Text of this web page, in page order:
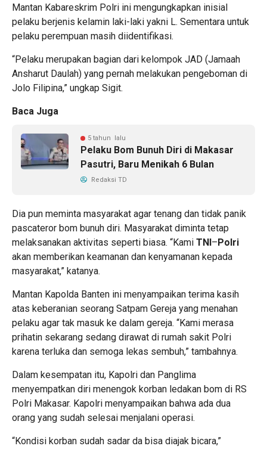
Mantan Kabareskrim Polri ini mengungkapkan inisial
pelaku berjenis kelamin laki-laki yakni L. Sementara untuk
pelaku perempuan masih diidentifikasi.
“Pelaku merupakan bagian dari kelompok JAD (Jamaah
Ansharut Daulah) yang pernah melakukan pengeboman di
Jolo Filipina,” ungkap Sigit.
Baca Juga
5 tahun lalu
Pelaku Bom Bunuh Diri di Makasar
Pasutri, Baru Menikah 6 Bulan
Redaksi TD
Dia pun meminta masyarakat agar tenang dan tidak panik
pascateror bom bunuh diri. Masyarakat diminta tetap
melaksanakan aktivitas seperti biasa. “Kami TNI–Polri
akan memberikan keamanan dan kenyamanan kepada
masyarakat,” katanya.
Mantan Kapolda Banten ini menyampaikan terima kasih
atas keberanian seorang Satpam Gereja yang menahan
pelaku agar tak masuk ke dalam gereja. “Kami merasa
prihatin sekarang sedang dirawat di rumah sakit Polri
karena terluka dan semoga lekas sembuh,” tambahnya.
Dalam kesempatan itu, Kapolri dan Panglima
menyempatkan diri menengok korban ledakan bom di RS
Polri Makasar. Kapolri menyampaikan bahwa ada dua
orang yang sudah selesai menjalani operasi.
“Kondisi korban sudah sadar da bisa diajak bicara,”